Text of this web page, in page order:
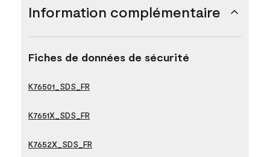
Information complémentaire
Fiches de données de sécurité
K76501_SDS_FR
K7651X_SDS_FR
K7652X_SDS_FR